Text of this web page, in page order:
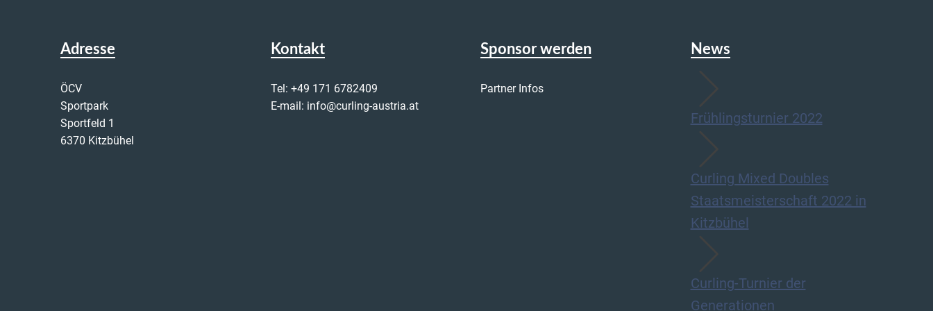
Adresse
ÖCV
Sportpark
Sportfeld 1
6370 Kitzbühel
Kontakt
Tel: +49 171 6782409
E-mail: info@curling-austria.at
Sponsor werden
Partner Infos
News
Frühlingsturnier 2022
Curling Mixed Doubles
Staatsmeisterschaft 2022 in
Kitzbühel
Curling-Turnier der
Generationen